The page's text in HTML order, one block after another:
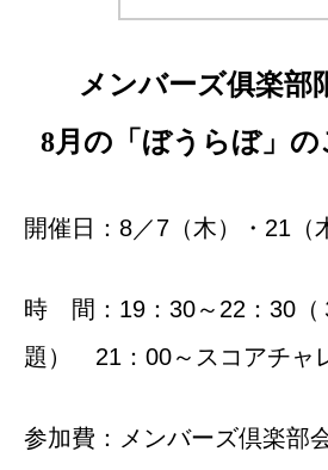
メンバーズ俱楽部
8月の「ぼうらぼ」の
開催日：8／7（木）・21（
時 間：19：30～22：30（
題） 21：00～スコアチャ
参加費：メンバーズ倶楽